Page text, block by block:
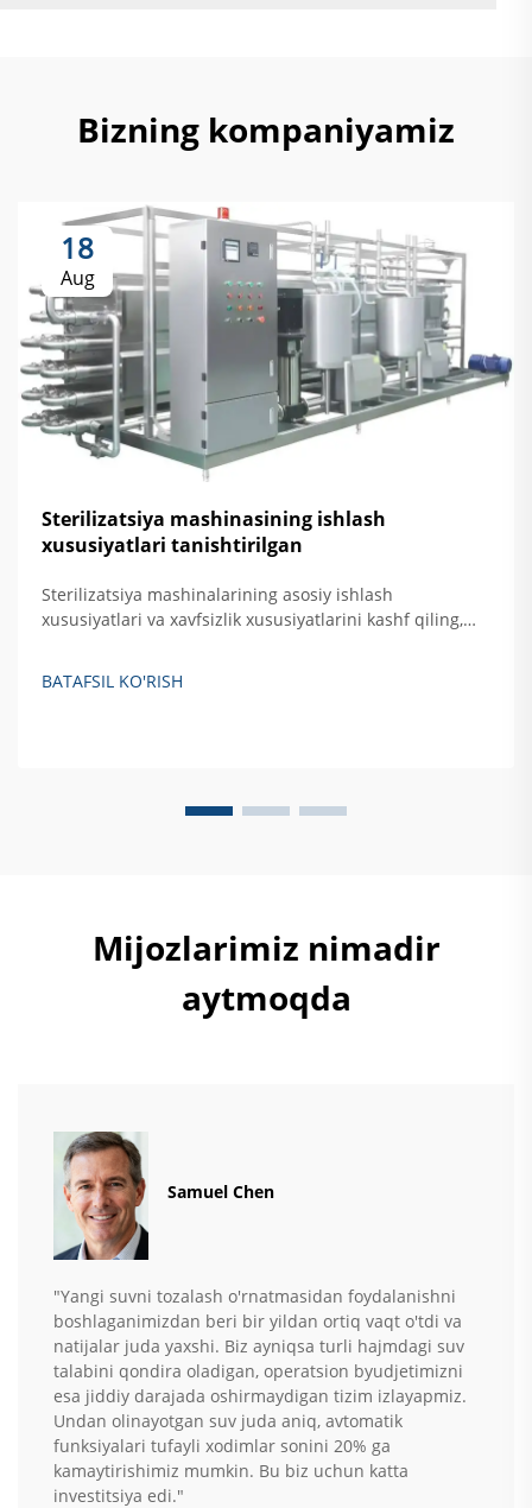
Bizning kompaniyamiz
18
Aug
Sterilizatsiya mashinasining ishlash
xususiyatlari tanishtirilgan
Sterilizatsiya mashinalarining asosiy ishlash
xususiyatlari va xavfsizlik xususiyatlarini kashf qiling,
samarali qattiq akslantiruvchi sterilizatsiya qilishni
BATAFSIL KO'RISH
Mijozlarimiz nimadir
aytmoqda
Samuel Chen
"Yangi suvni tozalash o'rnatmasidan foydalanishni
boshlaganimizdan beri bir yildan ortiq vaqt o'tdi va
natijalar juda yaxshi. Biz ayniqsa turli hajmdagi suv
talabini qondira oladigan, operatsion byudjetimizni
esa jiddiy darajada oshirmaydigan tizim izlayapmiz.
Undan olinayotgan suv juda aniq, avtomatik
funksiyalari tufayli xodimlar sonini 20% ga
kamaytirishimiz mumkin. Bu biz uchun katta
investitsiya edi."